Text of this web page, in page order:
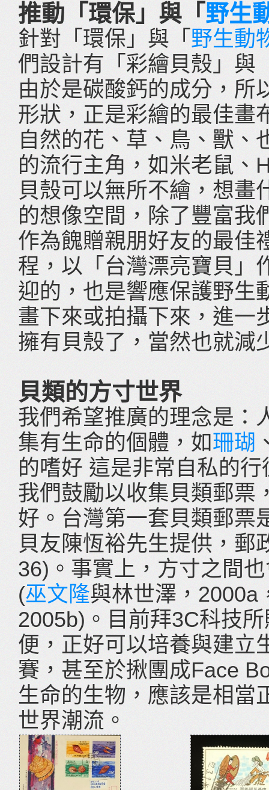
推動「環保」與「 野生
針對「環保」與「 野生動
們設計有「彩繪貝殼」與
由於是碳酸鈣的成分，所
形狀，正是彩繪的最佳畫
自然的花、草、鳥、獸、
的流行主角，如米老鼠、
貝殼可以無所不繪，想畫
的想像空間，除了豐富我
作為餽贈親朋好友的最佳
程，以「台灣漂亮寶貝」
迎的，也是響應保護野生
畫下來或拍攝下來，進一
擁有貝殼了，當然也就減
貝類的方寸世界
我們希望推廣的理念是：
集有生命的個體，如珊瑚
的嗜好 這是非常自私的
我們鼓勵以收集貝類郵票
好。台灣第一套貝類郵票
貝友陳恆裕先生提供，郵
36)。事實上，方寸之間
(巫文隆與林世澤，2000a
2005b)。目前拜3C科技
便，正好可以培養與建立
賽，甚至於揪團成Face
生命的生物，應該是相當
世界潮流。